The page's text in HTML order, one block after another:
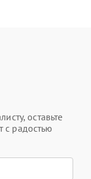
оставьте
с радостью